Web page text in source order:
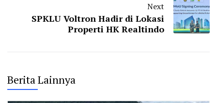
Next
SPKLU Voltron Hadir di Lokasi
Properti HK Realtindo
Berita Lainnya